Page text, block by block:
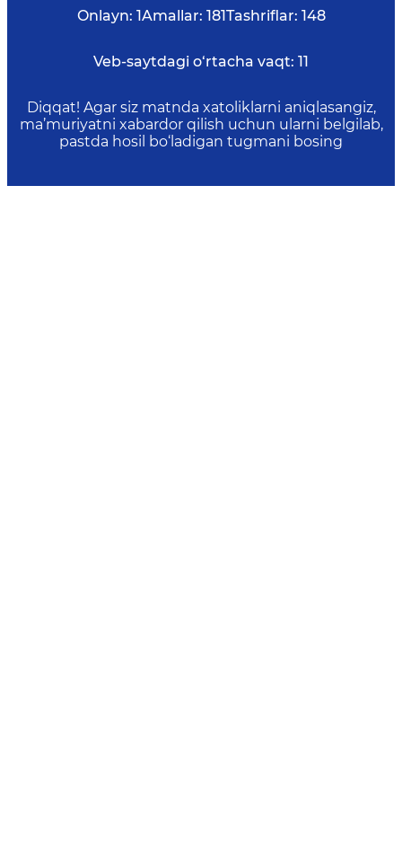
Onlayn: 1Amallar: 181Tashriflar: 148
Veb-saytdagi o‘rtacha vaqt: 11
Diqqat! Agar siz matnda xatoliklarni aniqlasangiz,
ma’muriyatni xabardor qilish uchun ularni belgilab,
pastda hosil bo‘ladigan tugmani bosing